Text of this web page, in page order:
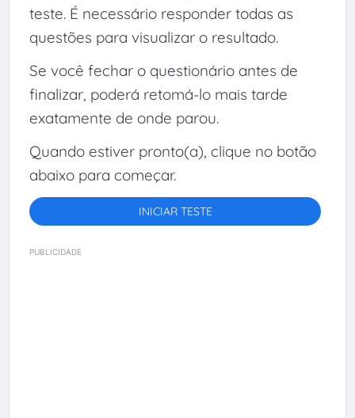
teste. É necessário responder todas as
questões para visualizar o resultado.
Se você fechar o questionário antes de
finalizar, poderá retomá-lo mais tarde
exatamente de onde parou.
Quando estiver pronto(a), clique no botão
abaixo para começar.
INICIAR TESTE
PUBLICIDADE